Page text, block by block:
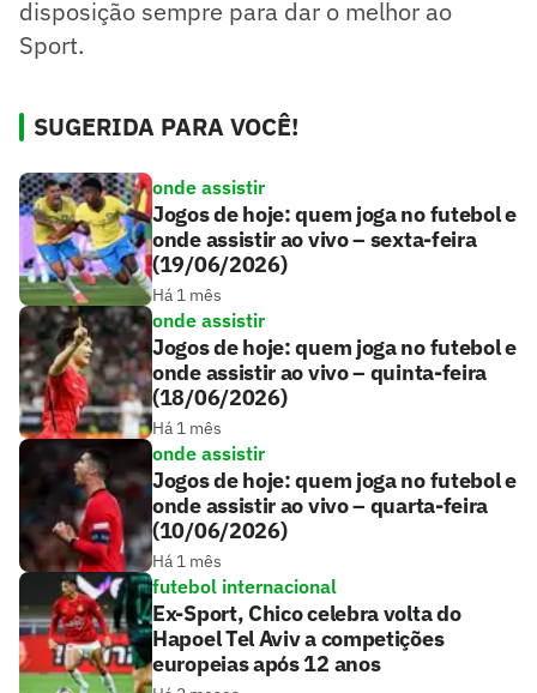
disposição sempre para dar o melhor ao
Sport.
SUGERIDA PARA VOCÊ!
onde assistir
Jogos de hoje: quem joga no futebol e
onde assistir ao vivo – sexta-feira
(19/06/2026)
Há 1 mês
onde assistir
Jogos de hoje: quem joga no futebol e
onde assistir ao vivo – quinta-feira
(18/06/2026)
Há 1 mês
onde assistir
Jogos de hoje: quem joga no futebol e
onde assistir ao vivo – quarta-feira
(10/06/2026)
Há 1 mês
futebol internacional
Ex-Sport, Chico celebra volta do
Hapoel Tel Aviv a competições
europeias após 12 anos